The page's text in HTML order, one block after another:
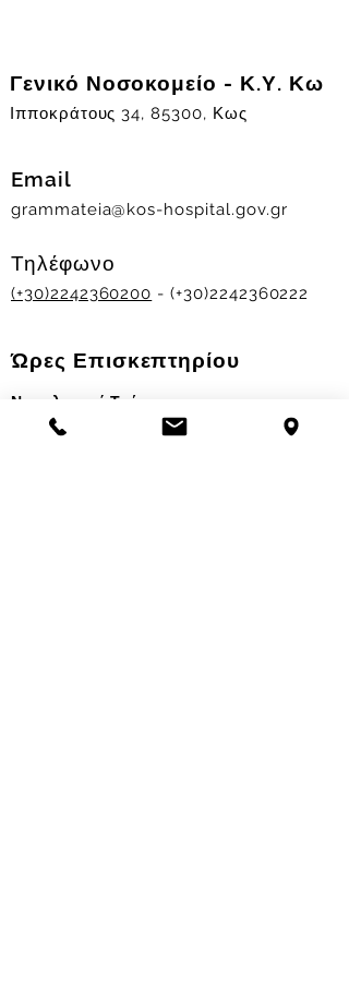
Γενικό Νοσοκομείο - Κ.Υ. Κω
Ιπποκράτους 34, 85300, Κως
Email
grammateia@kos-hospital.gov.gr
Τηλέφωνο
(+30)2242360200 - (+30)2242360222
Ώρες Επισκεπτηρίου
Νοσηλευτικά Τμήματα
Χειμερινό ωράριο: 11.00-13.00
17.30-19.30